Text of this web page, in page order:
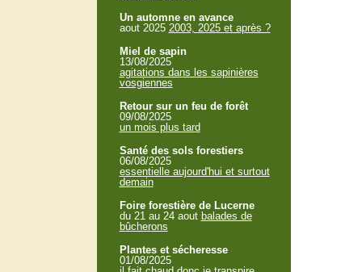
Un automne en avance
aout 2025 2003, 2025 et après ?
Miel de sapin
13/08/2025
agitations dans les sapinières
vosgiennes
Retour sur un feu de forêt
09/08/2025
un mois plus tard
Santé des sols forestiers
06/08/2025
essentielle aujourd'hui et surtout
demain
Foire forestière de Lucerne
du 21 au 24 aout balades de
bûcherons
Plantes et sécheresse
01/08/2025